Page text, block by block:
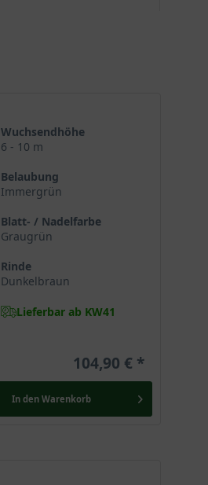
Wuchsendhöhe
6 - 10 m
Belaubung
Immergrün
Blatt- / Nadelfarbe
Graugrün
Rinde
Dunkelbraun
Lieferbar ab KW41
104,90 €
In den Warenkorb